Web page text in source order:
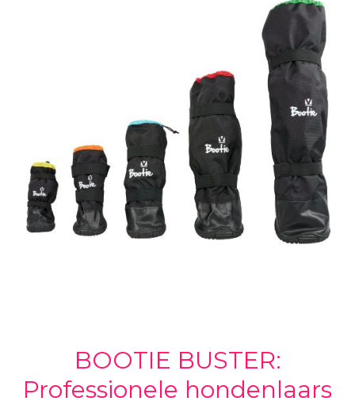
BOOTIE BUSTER:
Professionele hondenlaars